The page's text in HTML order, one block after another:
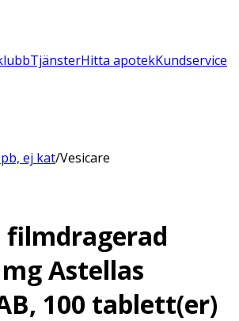
TjänsterHitta apotekKundservice
ej kat/Vesicare
filmdragerad
Astellas
100 tablett(er)